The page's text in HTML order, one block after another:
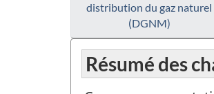
distribution du gaz naturel
(DGNM)
Résumé des